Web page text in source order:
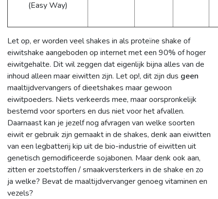
(Easy Way)
Let op, er worden veel shakes in als proteïne shake of
eiwitshake aangeboden op internet met een 90% of hoger
eiwitgehalte. Dit wil zeggen dat eigenlijk bijna alles van de
inhoud alleen maar eiwitten zijn. Let op!, dit zijn dus geen
maaltijdvervangers of dieetshakes maar gewoon
eiwitpoeders. Niets verkeerds mee, maar oorspronkelijk
bestemd voor sporters en dus niet voor het afvallen.
Daarnaast kan je jezelf nog afvragen van welke soorten
eiwit er gebruik zijn gemaakt in de shakes, denk aan eiwitten
van een legbatterij kip uit de bio-industrie of eiwitten uit
genetisch gemodificeerde sojabonen. Maar denk ook aan,
zitten er zoetstoffen / smaakversterkers in de shake en zo
ja welke? Bevat de maaltijdvervanger genoeg vitaminen en
vezels?